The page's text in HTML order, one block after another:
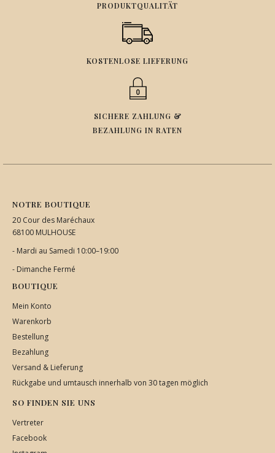
PRODUKTQUALITÄT
KOSTENLOSE LIEFERUNG
SICHERE ZAHLUNG &
BEZAHLUNG IN RATEN
NOTRE BOUTIQUE
20 Cour des Maréchaux
68100 MULHOUSE
- Mardi au Samedi 10:00–19:00
- Dimanche Fermé
BOUTIQUE
Mein Konto
Warenkorb
Bestellung
Bezahlung
Versand & Lieferung
Rückgabe und umtausch innerhalb von 30 tagen möglich
SO FINDEN SIE UNS
Vertreter
Facebook